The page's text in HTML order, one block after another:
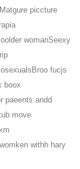
piccture
womanSeexy
fucjs
boox
paeents andd
move
withh hary